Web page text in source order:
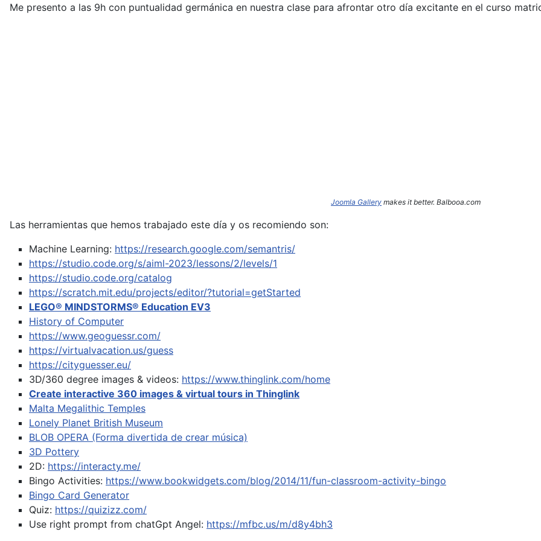
Me presento a las 9h con puntualidad germánica en nuestra clase para afrontar otro día excitante en el curso
Joomla Gallery makes it better. Balbooa.com
Las herramientas que hemos trabajado este día y os recomiendo son:
Machine Learning: https://research.google.com/semantris/
https://studio.code.org/s/aiml-2023/lessons/2/levels/1
https://studio.code.org/catalog
https://scratch.mit.edu/projects/editor/?tutorial=getStarted
LEGO® MINDSTORMS® Education EV3
History of Computer
https://www.geoguessr.com/
https://virtualvacation.us/guess
https://cityguesser.eu/
3D/360 degree images & videos: https://www.thinglink.com/home
Create interactive 360 images & virtual tours in Thinglink
Malta Megalithic Temples
Lonely Planet British Museum
BLOB OPERA (Forma divertida de crear música)
3D Pottery
2D: https://interacty.me/
Bingo Activities: https://www.bookwidgets.com/blog/2014/11/fun-classroom-activity-bingo
Bingo Card Generator
Quiz: https://quizizz.com/
Use right prompt from chatGpt Angel: https://mfbc.us/m/d8y4bh3